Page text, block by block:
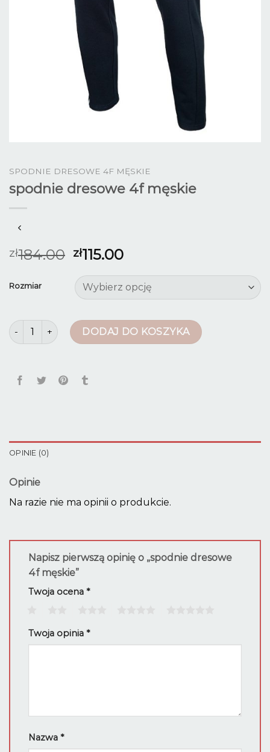
SPODNIE DRESOWE 4F MĘSKIE
spodnie dresowe 4f męskie
zł184.00 zł115.00
Rozmiar
ilość spodnie dresowe 4f męskie
DODAJ DO KOSZYKA
OPINIE (0)
Opinie
Na razie nie ma opinii o produkcie.
Napisz pierwszą opinię o „spodnie dresowe
4f męskie”
Twoja ocena *
Twoja opinia *
Nazwa *